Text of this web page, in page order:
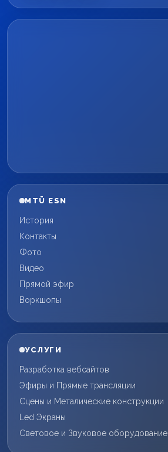
MTÜ ESN
История
Контакты
Фото
Видео
Прямой эфир
Воркшопы
УСЛУГИ
Разработка вебсайтов
Эфиры и Прямые трансляции
Сцены и Металические конструкции
Led Экраны
Световое и Звуковое оборудование